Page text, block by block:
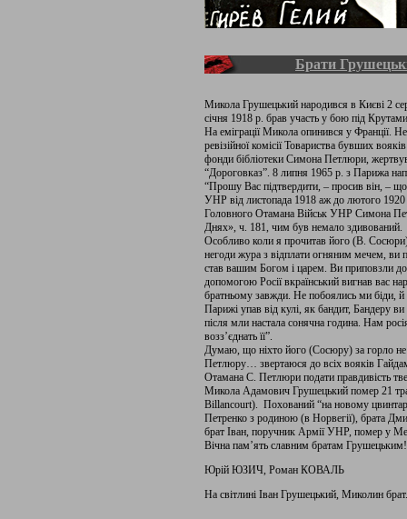
Брати
Микола Грушецький народився в Києві 2
січня 1918 р. брав участь у бою під
На еміграції Микола опинився у Франції.
ревізійної комісії Товариства бувших
фонди бібліотеки Симона Петлюри,
“Дороговказ”. 8 липня 1965 р. з Парижа
“Прошу Вас підтвердити, – просив він, –
УНР від листопада 1918 аж до лютого 1920
Головного Отамана Військ УНР Симона
Днях», ч. 181, чим був немало здивований.
Особливо коли я прочитав його (В.
негоди жура з відплати огняним мечем, ви
став вашим Богом і царем. Ви приповзли
допомогою Росії вкраїнський вигнав вас
братньому завжди. Не побоялись ми біди,
Парижі упав від кулі, як бандит, Бандеру
після мли настала сонячна година. Нам
возз’єднать її”.
Думаю, що ніхто його (Сосюру) за горло не
Петлюру… звертаюся до всіх вояків
Отамана С. Петлюри подати правдивість
Микола Адамович Грушецький помер 21
Billancourt). Похований “на новому
Петренко з родиною (в Норвегії), брата
брат Іван, поручник Армії УНР, помер у
Вічна пам’ять славним братам Грушецьким!
Юрій ЮЗИЧ, Роман КОВАЛЬ
На світлині Іван Грушецький, Миколин брат.